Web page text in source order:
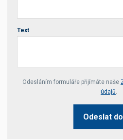
Text
Your website *
Odesláním formuláře přijímáte naše
údajů.
Odeslat